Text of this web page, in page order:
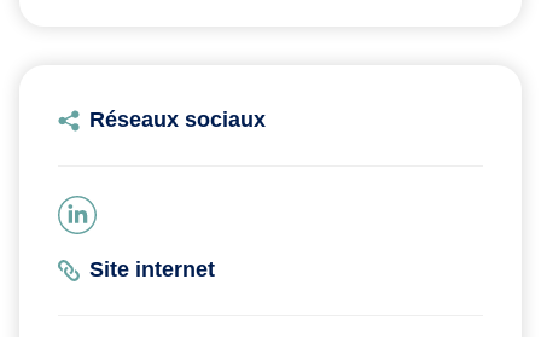
Réseaux sociaux
Site internet